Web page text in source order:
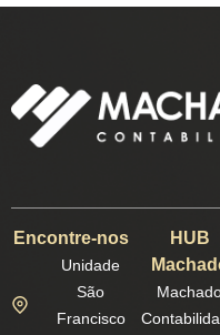
Encontre-nos
Unidade
São
Francisco
HUB